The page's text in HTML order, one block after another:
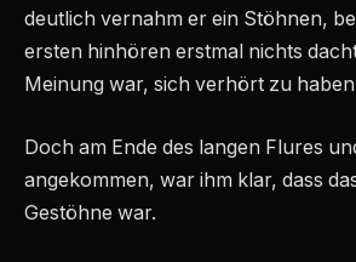
deutlich vernahm er ein Stöhnen,
ersten hinhören erstmal nichts
Meinung war, sich verhört zu
Doch am Ende des langen Flures
angekommen, war ihm klar, dass
Gestöhne war.